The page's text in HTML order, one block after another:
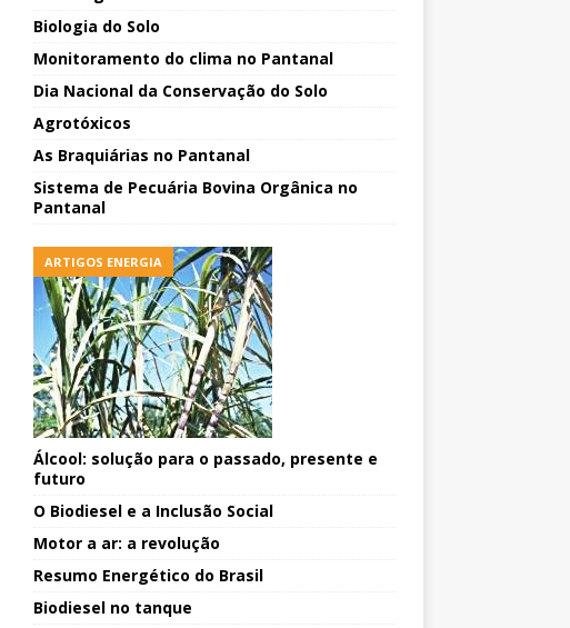
Biologia do Solo
Monitoramento do clima no Pantanal
Dia Nacional da Conservação do Solo
Agrotóxicos
As Braquiárias no Pantanal
Sistema de Pecuária Bovina Orgânica no
Pantanal
ARTIGOS ENERGIA
Álcool: solução para o passado, presente e
futuro
O Biodiesel e a Inclusão Social
Motor a ar: a revolução
Resumo Energético do Brasil
Biodiesel no tanque